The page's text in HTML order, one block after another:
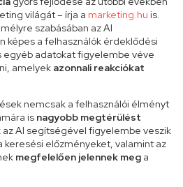
világát – írja a marketing.hu is.
szabásában az AI
képes a felhasználók érdeklődési
egyéb adatokat figyelembe véve
amelyek azonnali reakciókat
nemcsak a felhasználói élményt
is nagyobb megtérülést
az AI segítségével figyelembe veszik
keresési előzményeket, valamint az
megfelelően jelennek meg a